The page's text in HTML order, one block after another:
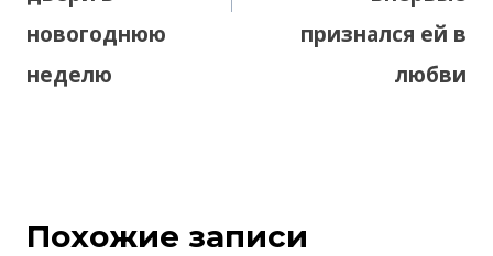
новогоднюю
неделю
признался ей в
любви
Похожие записи